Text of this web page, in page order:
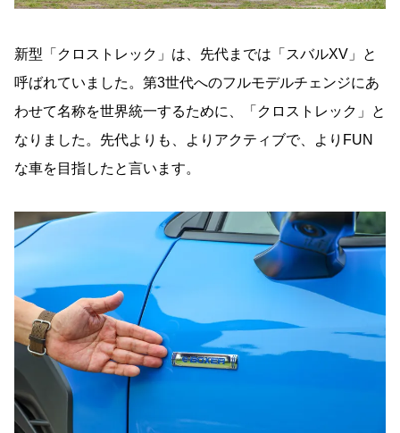
新型「クロストレック」は、先代までは「スバルXV」と
呼ばれていました。第3世代へのフルモデルチェンジにあ
わせて名称を世界統一するために、「クロストレック」と
なりました。先代よりも、よりアクティブで、よりFUN
な車を目指したと言います。